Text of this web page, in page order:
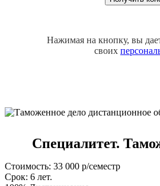
Нажимая на кнопку, вы
своих
Специалитет.
Стоимость: 33 000 р/семестр
Срок: 6 лет.